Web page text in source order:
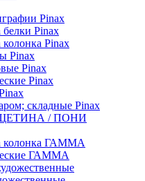
Pinax
белки Pinax
Pinax
Pinax
Pinax
Pinax
складные Pinax
ЩЕТИНА / ПОНИ
колонка ГАММА
ГАММА